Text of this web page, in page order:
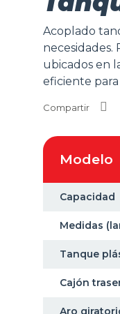
Acoplado
necesidades.
ubicados en
eficiente para
Compartir
Modelo
Capacidad
Medidas
Tanque
Cajón
Aro